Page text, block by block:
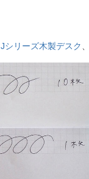
Jシリーズ木製デスク